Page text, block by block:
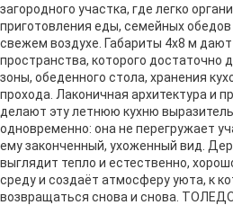
загородного участка, где легко
приготовления еды, семейных обедов
свежем воздухе. Габариты 4х8 м дают
пространства, которого достаточно
зоны, обеденного стола, хранения
прохода. Лаконичная архитектура и
делают эту летнюю кухню
одновременно: она не перегружает
ему законченный, ухоженный вид.
выглядит тепло и естественно,
среду и создаёт атмосферу уюта, к
возвращаться снова и снова.